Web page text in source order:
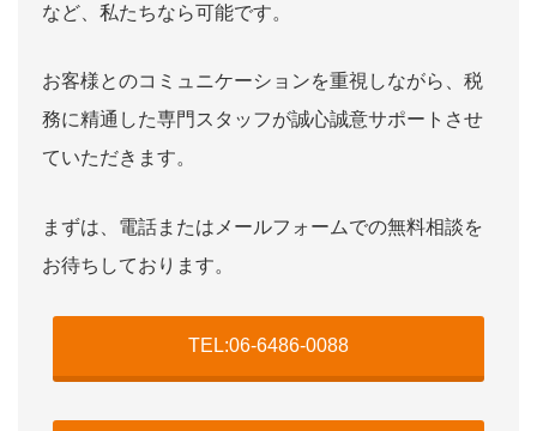
など、私たちなら可能です。
お客様とのコミュニケーションを重視しながら、税
務に精通した専門スタッフが誠心誠意サポートさせ
ていただきます。
まずは、電話またはメールフォームでの無料相談を
お待ちしております。
TEL:06-6486-0088